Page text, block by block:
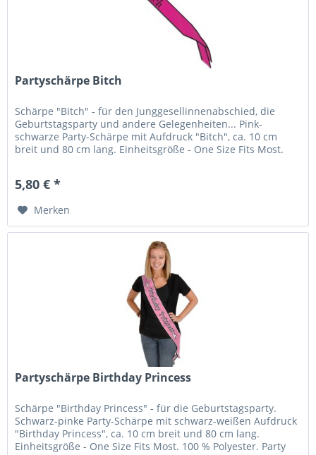
Partyschärpe Bitch
Schärpe "Bitch" - für den Junggesellinnenabschied, die
Geburtstagsparty und andere Gelegenheiten... Pink-
schwarze Party-Schärpe mit Aufdruck "Bitch", ca. 10 cm
breit und 80 cm lang. Einheitsgröße - One Size Fits Most.
5,80 € *
Merken
Partyschärpe Birthday Princess
Schärpe "Birthday Princess" - für die Geburtstagsparty.
Schwarz-pinke Party-Schärpe mit schwarz-weißen Aufdruck
"Birthday Princess", ca. 10 cm breit und 80 cm lang.
Einheitsgröße - One Size Fits Most. 100 % Polyester. Party